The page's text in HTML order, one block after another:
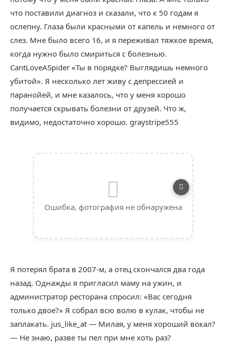
что поставили диагноз и сказали, что к 50 годам я
ослепну. Глаза были красными от капель и немного от
слез. Мне было всего 16, и я переживал тяжкое время,
когда нужно было смириться с болезнью.
CantLoveASpider «Ты в порядке? Выглядишь немного
убитой». Я несколько лет живу с депрессией и
паранойей, и мне казалось, что у меня хорошо
получается скрывать болезни от друзей. Что ж,
видимо, недостаточно хорошо. graystripe555
Ошибка, фотография не обнаружена
Я потерял брата в 2007-м, а отец скончался два года
назад. Однажды я пригласил маму на ужин, и
администратор ресторана спросил: «Вас сегодня
только двое?» Я собрал всю волю в кулак, чтобы не
заплакать. jus_like_at — Милая, у меня хороший вокал?
— Не знаю, разве ты пел при мне хоть раз?